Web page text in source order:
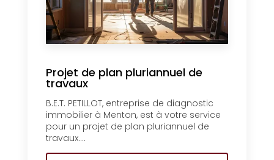
Projet de plan pluriannuel de
travaux
B.E.T. PETILLOT, entreprise de diagnostic
immobilier à Menton, est à votre service
pour un projet de plan pluriannuel de
travaux....